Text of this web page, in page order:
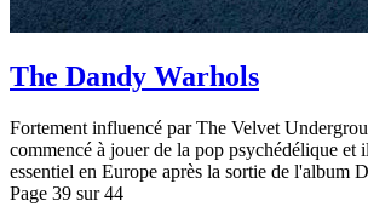
The Dandy Warhols
Fortement influencé par The Velvet
commencé à jouer de la pop psychédélique et
essentiel en Europe après la sortie de l'album
Page 39 sur 44